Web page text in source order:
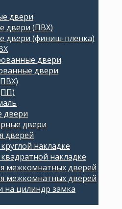
двери
двери (ПВХ)
двери (финиш-пленка)
двери
двери
двери
двери
дверей
накладке
накладке
межкомнатных дверей
межкомнатных дверей
на цилиндр замка